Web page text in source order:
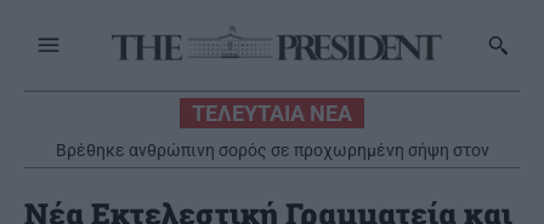
ΤΕΛΕΥΤΑΙΑ ΝΕΑ
Βρέθηκε ανθρώπινη σορός σε προχωρημένη σήψη στον
Λυκαβηττό
Νέα Εκτελεστική Γραμματεία και